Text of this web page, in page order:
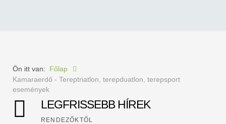
Ön itt van: Főlap
Kamaraerdő - Tereptriatlon, terepduatlon, terepsport
események
LEGFRISSEBB HÍREK
RENDEZŐKTŐL